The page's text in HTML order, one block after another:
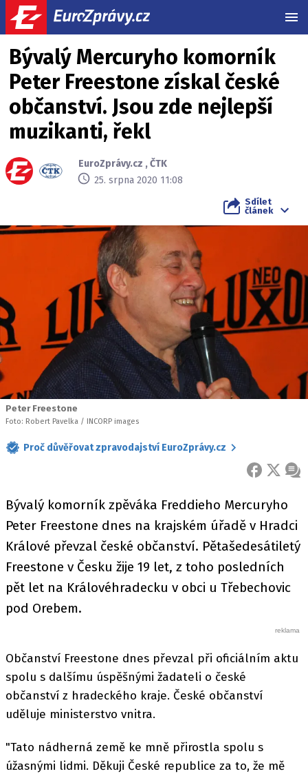
Bývalý Mercuryho komorník
Peter Freestone získal české
občanství. Jsou zde nejlepší
muzikanti, řekl
EuroZprávy.cz ,ČTK
25. srpna 2020 11:08
Sdílet
článek
Peter Freestone
Foto: Robert Pavelka / INCORP images
Proč důvěřovat zpravodajství EuroZprávy.cz
FACEBOOK
X
Bývalý komorník zpěváka Freddieho Mercuryho
Peter Freestone dnes na krajském úřadě v Hradci
Králové převzal české občanství. Pětašedesátiletý
Freestone v Česku žije 19 let, z toho posledních
pět let na Královéhradecku v obci u Třebechovic
pod Orebem.
Občanství Freestone dnes převzal při oficiálním aktu
spolu s dalšímu úspěšnými žadateli o české
občanství z hradeckého kraje. České občanství
uděluje ministerstvo vnitra.
"Tato nádherná země ke mně přirostla spolu s
úžasnými lidmi. Děkuji České republice za to, že mě